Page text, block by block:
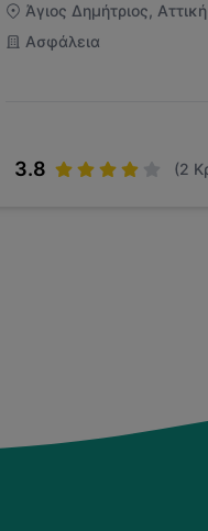
Άγιος Δημήτριος, Αττική
Ασφάλεια
3.8 (2